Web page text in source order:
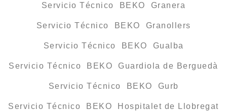
Servicio Técnico BEKO Granera
Servicio Técnico BEKO Granollers
Servicio Técnico BEKO Gualba
Servicio Técnico BEKO Guardiola de Berguedà
Servicio Técnico BEKO Gurb
Servicio Técnico BEKO Hospitalet de Llobregat